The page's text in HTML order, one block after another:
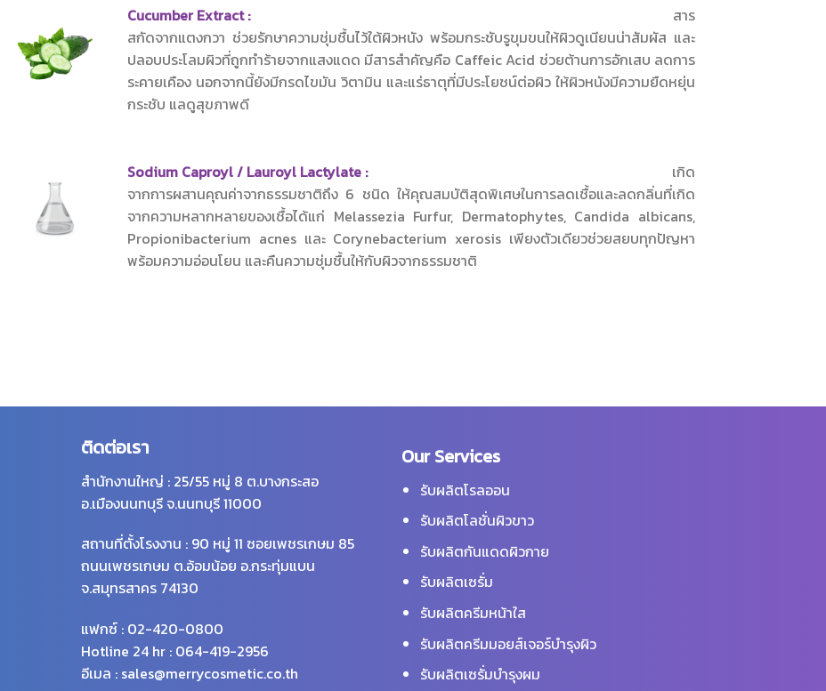
Cucumber Extract : สาร
สกัดจากแตงกวา ช่วยรักษาความชุ่มชื้นไว้ใต้ผิวหนัง พร้อมกระชับรูขุมขนให้ผิวดูเนียนน่าสัมผัส และ
ปลอบประโลมผิวที่ถูกทำร้ายจากแสงแดด มีสารสำคัญคือ Caffeic Acid ช่วยต้านการอักเสบ ลดการ
ระคายเคือง นอกจากนี้ยังมีกรดไขมัน วิตามิน และแร่ธาตุที่มีประโยชน์ต่อผิว ให้ผิวหนังมีความยืดหยุ่น
กระชับ แลดูสุขภาพดี
Sodium Caproyl / Lauroyl Lactylate : เกิด
จากการผสานคุณค่าจากธรรมชาติถึง 6 ชนิด ให้คุณสมบัติสุดพิเศษในการลดเชื้อและลดกลิ่นที่เกิด
จากความหลากหลายของเชื้อได้แก่ Melassezia Furfur, Dermatophytes, Candida albicans,
Propionibacterium acnes และ Corynebacterium xerosis เพียงตัวเดียวช่วยสยบทุกปัญหา
พร้อมความอ่อนโยน และคืนความชุ่มชื้นให้กับผิวจากธรรมชาติ
ติดต่อเรา
สำนักงานใหญ่ : 25/55 หมู่ 8 ต.บางกระสอ
อ.เมืองนนทบุรี จ.นนทบุรี 11000
สถานที่ตั้งโรงงาน : 90 หมู่ 11 ซอยเพชรเกษม 85
ถนนเพชรเกษม ต.อ้อมน้อย อ.กระทุ่มแบน
จ.สมุทรสาคร 74130
แฟกซ์ : 02-420-0800
Hotline 24 hr : 064-419-2956
อีเมล : sales@merrycosmetic.co.th
Our Services
รับผลิตโรลออน
รับผลิตโลชั่นผิวขาว
รับผลิตกันแดดผิวกาย
รับผลิตเซรั่ม
รับผลิตครีมหน้าใส
รับผลิตครีมมอยส์เจอร์บำรุงผิว
รับผลิตเซรั่มบำรุงผม